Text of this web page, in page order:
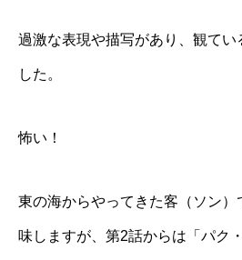
過激な表現や描写があり、観てい
した。
怖い！
東の海からやってきた客（ソン
味しますが、第2話からは「パク